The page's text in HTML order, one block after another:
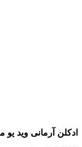
ادکلن آرمانی وید یو